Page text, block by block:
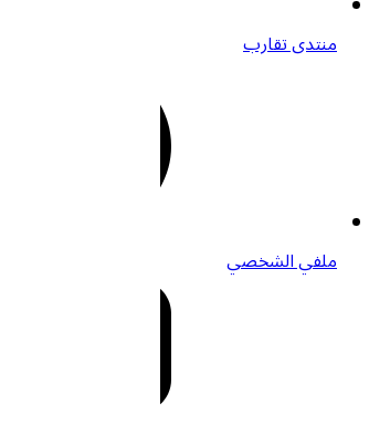
منتدى تقارب
ملفي الشخصي